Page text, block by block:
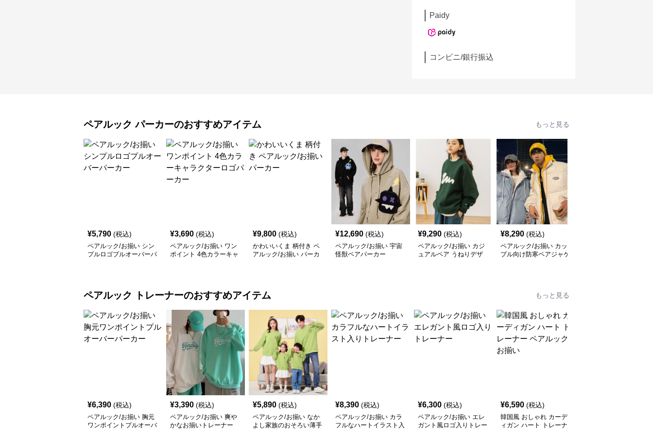
Paidy
コンビニ/銀行振込
ペアルック パーカーのおすすめアイテム もっと見る
¥5,790 (税込)
ペアルック/お揃い シン
プルロゴプルオーバーパ
¥3,690 (税込)
ペアルック/お揃い ワン
ポイント 4色カラーキャ
¥9,800 (税込)
かわいいくま 柄付き ペ
アルック/お揃い パーカ
¥12,690 (税込)
ペアルック/お揃い 宇宙
怪獣ペアパーカー
¥9,290 (税込)
ペアルック/お揃い カジ
ュアルペア うねりデザ
¥8,290 (税込)
ペアルック/お揃い カッ
プル向け防寒ペアジャケ
ペアルック トレーナーのおすすめアイテム もっと見る
¥6,390 (税込)
ペアルック/お揃い 胸元
ワンポイントプルオーバ
¥3,390 (税込)
ペアルック/お揃い 爽や
かなお揃いトレーナー
¥5,890 (税込)
ペアルック/お揃い なか
よし家族のおそろい薄手
¥8,390 (税込)
ペアルック/お揃い カラ
フルなハートイラスト入
¥6,300 (税込)
ペアルック/お揃い エレ
ガント風ロゴ入りトレー
¥6,590 (税込)
韓国風 おしゃれ カーデ
ィガン ハート トレーナ